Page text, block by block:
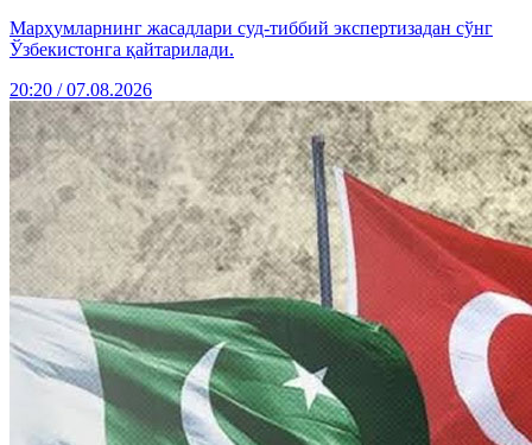
Марҳумларнинг жасадлари суд-тиббий экспертизадан сўнг
Ўзбекистонга қайтарилади.
20:20 / 07.08.2026